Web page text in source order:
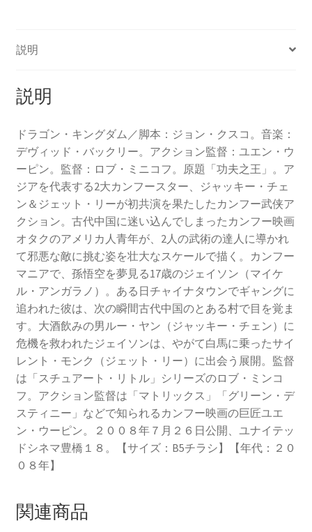
説明
説明
ドラゴン・キングダム／脚本：ジョン・クスコ。音楽：
デヴィッド・バックリー。アクション監督：ユエン・ウ
ーピン。監督：ロブ・ミニコフ。原題「功夫之王」。ア
ジアを代表する2大カンフースター、ジャッキー・チェ
ン＆ジェット・リーが初共演を果たしたカンフー武侠ア
クション。古代中国に迷い込んでしまったカンフー映画
オタクのアメリカ人青年が、2人の武術の達人に導かれ
て邪悪な敵に挑む姿を壮大なスケールで描く。カンフー
マニアで、孫悟空を夢見る17歳のジェイソン（マイケ
ル・アンガラノ）。ある日チャイナタウンでギャングに
追われた彼は、次の瞬間古代中国のとある村で目を覚ま
す。大酒飲みの男ルー・ヤン（ジャッキー・チェン）に
危機を救われたジェイソンは、やがて白馬に乗ったサイ
レント・モンク（ジェット・リー）に出会う展開。監督
は「スチュアート・リトル」シリーズのロブ・ミンコ
フ。アクション監督は「マトリックス」「グリーン・デ
スティニー」などで知られるカンフー映画の巨匠ユエ
ン・ウーピン。２００８年７月２６日公開、ユナイテッ
ドシネマ豊橋１８。【サイズ：B5チラシ】【年代：２０
０８年】
関連商品